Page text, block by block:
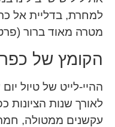
למחרת, בדליית אל
מטרה מאוד ברור
הקומץ של כפר
ההיי-לייט של טיול
עקשנים ממטולה,